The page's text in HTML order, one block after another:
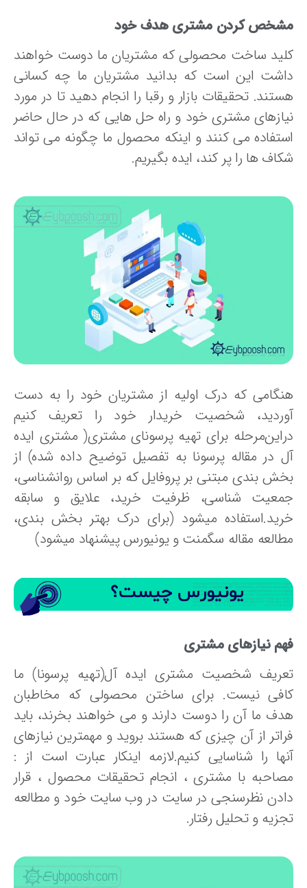
کردن مشتری هدف خود
ساخت محصولی که مشتریان ما دوست خواهند
این است که بدانید مشتریان ما چه کسانی
تحقیقات بازار و رقبا را انجام دهید تا در مورد
مشتری خود و راه حل هایی که در حال حاضر
می کنند و اینکه محصول ما چگونه می تواند
ها را پر کند، ایده بگیریم.
که درک اولیه از مشتریان خود را به دست
شخصیت خریدار خود را تعریف کنیم
برای تهیه پرسونای مشتری( مشتری ایده
در مقاله پرسونا به تفصیل توضیح داده شده) از
بندی مبتنی بر پروفایل که بر اساس روانشناسی،
شناسی، ظرفیت خرید، علایق و سابقه
میشود (برای درک بهتر بخش بندی،
مقاله سگمنت و یونیورس پیشنهاد میشود)
نیازهای مشتری
شخصیت مشتری ایده آل(تهیه پرسونا) ما
نیست. برای ساختن محصولی که مخاطبان
ما آن را دوست دارند و می خواهند بخرند، باید
از آن چیزی که هستند بروید و مهمترین نیازهای
را شناسایی کنیم.لازمه اینکار عبارت است از :
با مشتری ، انجام تحقیقات محصول ، قرار
نظرسنجی در سایت در وب سایت خود و مطالعه
و تحلیل رفتار.